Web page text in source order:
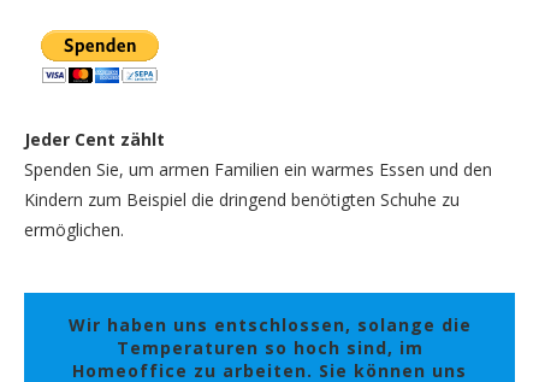
Jeder Cent zählt
Spenden Sie, um armen Familien ein warmes Essen und den
Kindern zum Beispiel die dringend benötigten Schuhe zu
ermöglichen.
Wir haben uns entschlossen, solange die
Temperaturen so hoch sind, im
Homeoffice zu arbeiten. Sie können uns